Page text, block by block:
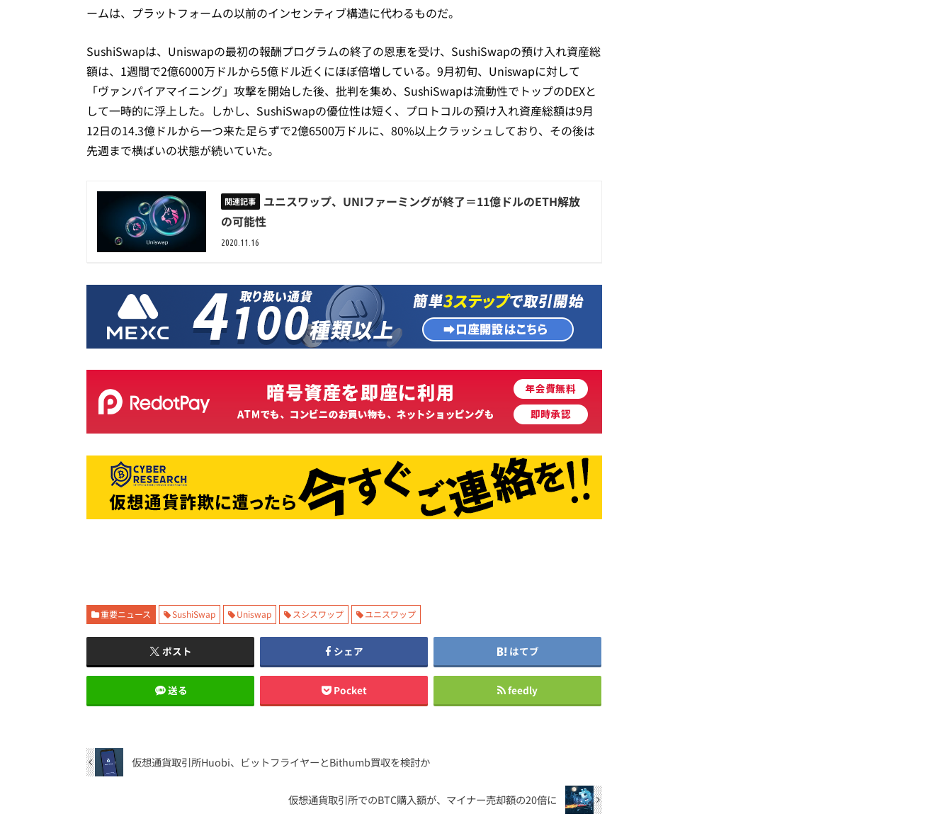
ームは、プラットフォームの以前のインセンティブ構造に代わるものだ。
SushiSwapは、Uniswapの最初の報酬プログラムの終了の恩恵を受け、SushiSwapの預け入れ資産総
額は、1週間で2億6000万ドルから5億ドル近くにほぼ倍増している。9月初旬、Uniswapに対して
「ヴァンパイアマイニング」攻撃を開始した後、批判を集め、SushiSwapは流動性でトップのDEXと
して一時的に浮上した。しかし、SushiSwapの優位性は短く、プロトコルの預け入れ資産総額は9月
12日の14.3億ドルから一つ来た足らずで2億6500万ドルに、80%以上クラッシュしており、その後は
先週まで横ばいの状態が続いていた。
ユニスワップ、UNIファーミングが終了＝11億ドルのETH解放
の可能性
2020.11.16
重要ニュース SushiSwap Uniswap スシスワップ ユニスワップ
ポスト シェア はてブ
送る Pocket feedly
仮想通貨取引所Huobi、ビットフライヤーとBithumb買収を検討か
仮想通貨取引所でのBTC購入額が、マイナー売却額の20倍に